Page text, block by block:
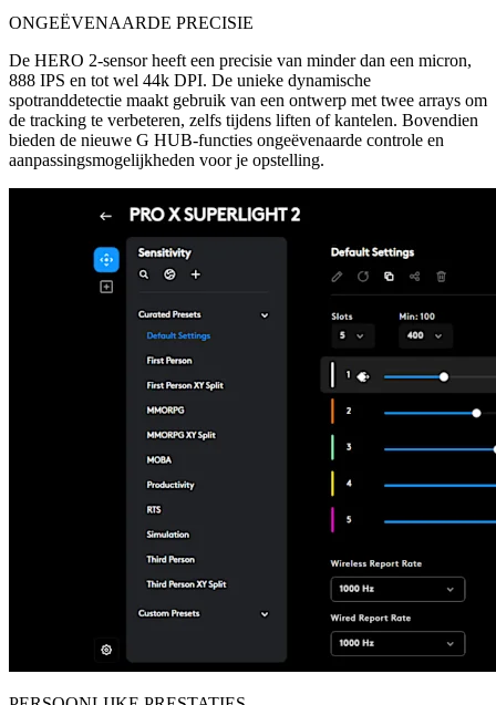
ONGEËVENAARDE PRECISIE
De HERO 2-sensor heeft een precisie van minder dan een micron,
888 IPS en tot wel 44k DPI. De unieke dynamische
spotranddetectie maakt gebruik van een ontwerp met twee arrays om
de tracking te verbeteren, zelfs tijdens liften of kantelen. Bovendien
bieden de nieuwe G HUB-functies ongeëvenaarde controle en
aanpassingsmogelijkheden voor je opstelling.